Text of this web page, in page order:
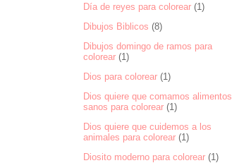
Día de reyes para colorear (1)
Dibujos Biblicos (8)
Dibujos domingo de ramos para
colorear (1)
Dios para colorear (1)
Dios quiere que comamos alimentos
sanos para colorear (1)
Dios quiere que cuidemos a los
animales para colorear (1)
Diosito moderno para colorear (1)